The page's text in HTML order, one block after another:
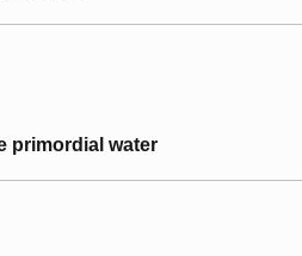
primordial water